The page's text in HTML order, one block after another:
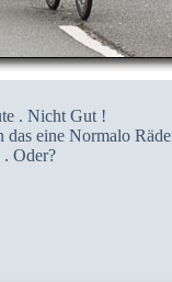
. Nicht Gut !
eine Normalo
Oder?